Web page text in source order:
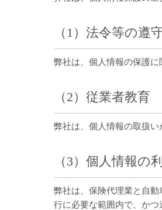
（1）法令等の遵
弊社は、個人情報の保護に
（2）従業者教育
弊社は、個人情報の取扱い
（3）個人情報の
弊社は、保険代理業と自
行に必要な範囲内で、かつ